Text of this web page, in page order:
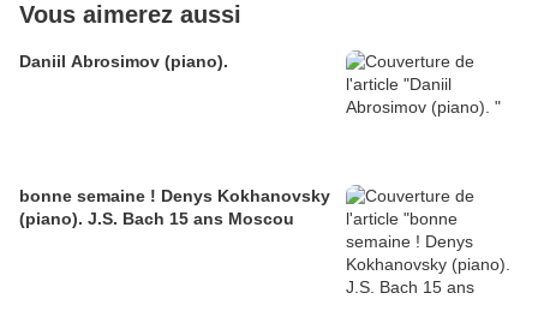
Vous aimerez aussi
Daniil Abrosimov (piano).
bonne semaine ! Denys Kokhanovsky
(piano). J.S. Bach 15 ans Moscou